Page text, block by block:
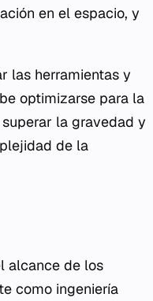
en el espacio, y
las herramientas y
optimizarse para la
la gravedad y
de la
alcance de los
como ingeniería